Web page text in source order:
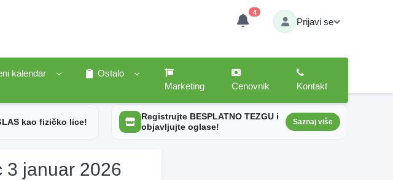
4
Prijavi se
kalendar
Ostalo
Marketing
Cenovnik Kontakt
kao fizičko lice!
Registrujte BESPLATNO TEZGU i
objavljujte oglase!
Saznaj više
3 januar 2026